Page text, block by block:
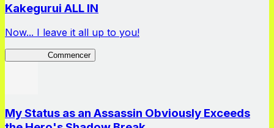
Kakegurui ALL IN
Now... I leave it all up to you!
Commencer
My Status as an Assassin Obviously Exceeds